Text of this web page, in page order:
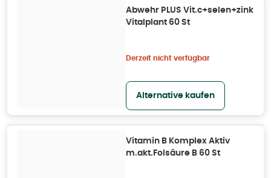
Abwehr PLUS Vit.c+selen+zink
Vitalplant 60 St
Derzeit nicht verfügbar
Alternative kaufen
Vitamin B Komplex Aktiv
m.akt.Folsäure B 60 St